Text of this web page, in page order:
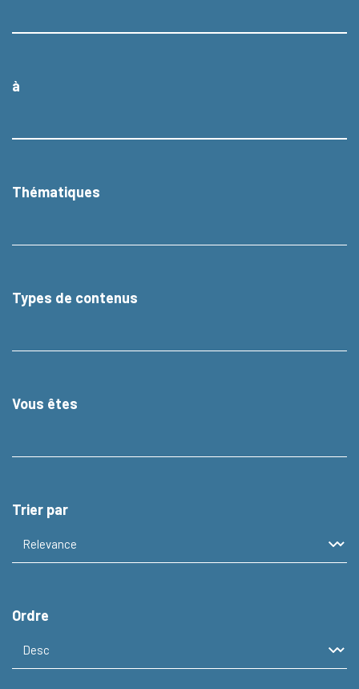
à
Thématiques
Types de contenus
Vous êtes
Trier par
Ordre